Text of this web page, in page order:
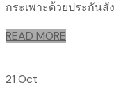
กระเพาะด้วยประกัน
READ MORE
21 Oct